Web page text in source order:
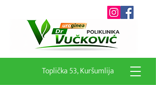
Toplička 53, Kuršumlija